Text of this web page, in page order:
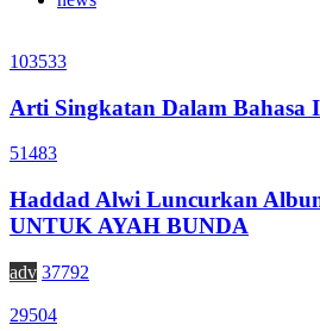
103533
Arti Singkatan Dalam Bahasa
51483
Haddad Alwi Luncurkan
UNTUK AYAH BUNDA
adv 37792
29504